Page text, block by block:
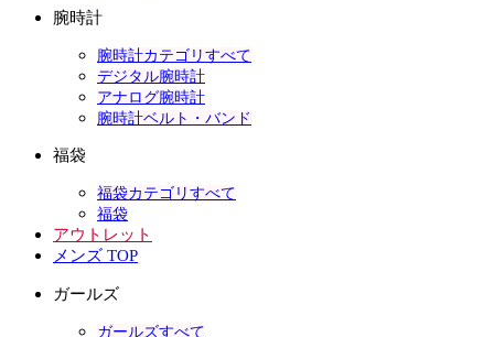
腕時計
腕時計カテゴリすべて
デジタル腕時計
アナログ腕時計
腕時計ベルト・バンド
福袋
福袋カテゴリすべて
福袋
アウトレット
メンズ TOP
ガールズ
ガールズすべて